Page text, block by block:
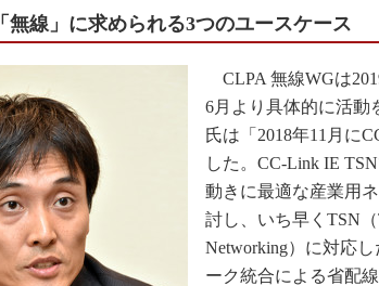
無線」に求められる3つのユースケース
CLPA 無線WGは
6月より具体的に活動
氏は「2018年11月に
した。CC-Link IE
動きに最適な産業用
討し、いち早くTSN（
Networking）に対応
ーク統合による省配